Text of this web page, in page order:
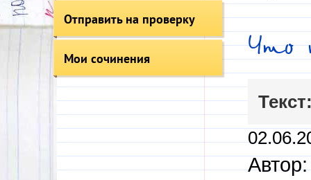
Отправить на проверку
Мои сочинения Что